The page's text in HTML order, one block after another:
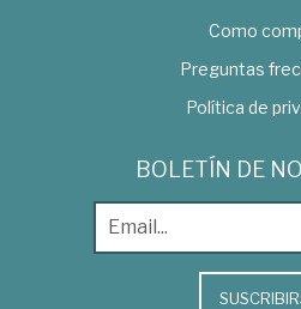
Como
Preguntas
Política de
BOLETÍN DE